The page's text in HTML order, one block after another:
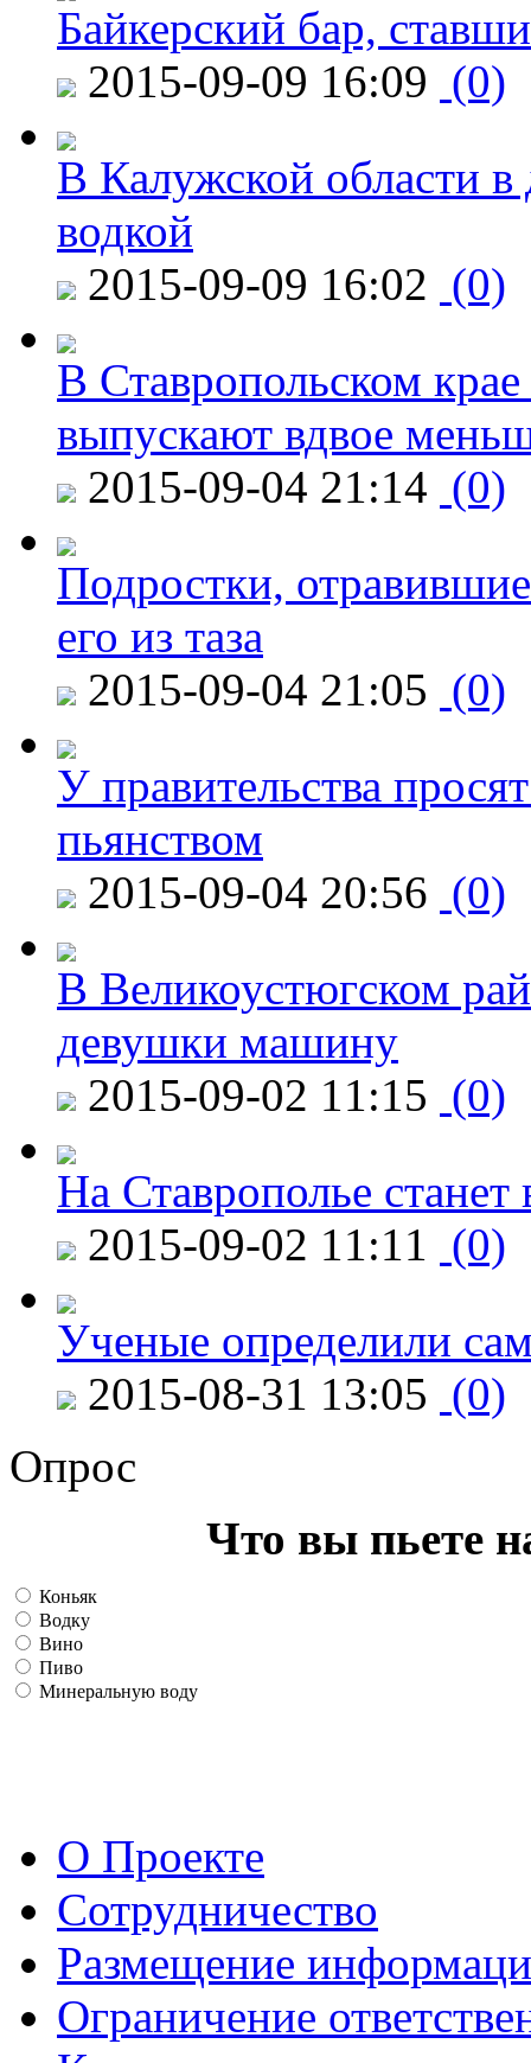
Байкерский бар,
2015-09-09 16:09 (0)
В Калужской области в
водкой
2015-09-09 16:02 (0)
В Ставропольском
выпускают вдвое
2015-09-04 21:14 (0)
Подростки,
его из таза
2015-09-04 21:05 (0)
У правительства
пьянством
2015-09-04 20:56 (0)
В Великоустюгском
девушки машину
2015-09-02 11:15 (0)
На Ставрополье
2015-09-02 11:11 (0)
Ученые определили
2015-08-31 13:05 (0)
Опрос
Что вы пьете
Коньяк
Водку
Вино
Пиво
Минеральную воду
О Проекте
Сотрудничество
Размещение
Ограничение